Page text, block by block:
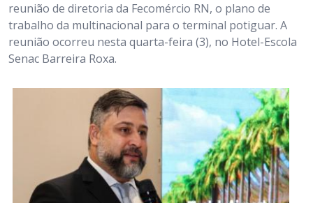
reunião de diretoria da Fecomércio RN, o plano de
trabalho da multinacional para o terminal potiguar. A
reunião ocorreu nesta quarta-feira (3), no Hotel-Escola
Senac Barreira Roxa.